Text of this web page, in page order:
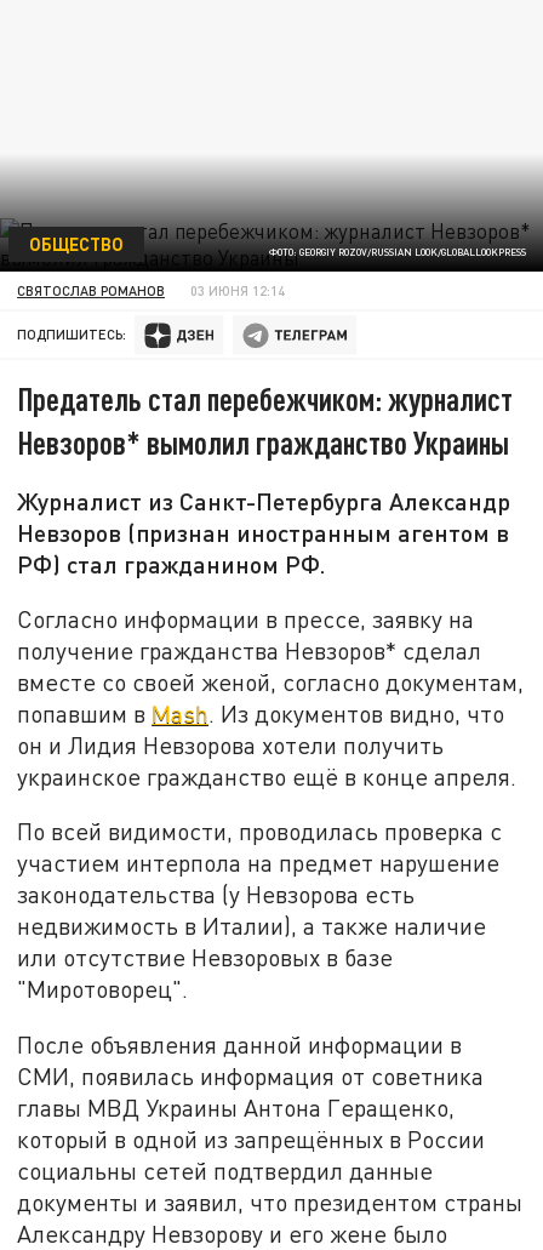
ФОТО: GEORGIY ROZOV/RUSSIAN LOOK/GLOBALLOOKPRESS
ОБЩЕСТВО
СВЯТОСЛАВ РОМАНОВ 03 ИЮНЯ 12:14
ПОДПИШИТЕСЬ:
Предатель стал перебежчиком: журналист
Невзоров* вымолил гражданство Украины
Журналист из Санкт-Петербурга Александр
Невзоров (признан иностранным агентом в
РФ) стал гражданином РФ.
Согласно информации в прессе, заявку на
получение гражданства Невзоров* сделал
вместе со своей женой, согласно документам,
попавшим в Mash. Из документов видно, что
он и Лидия Невзорова хотели получить
украинское гражданство ещё в конце апреля.
По всей видимости, проводилась проверка с
участием интерпола на предмет нарушение
законодательства (у Невзорова есть
недвижимость в Италии), а также наличие
или отсутствие Невзоровых в базе
"Миротоворец".
После объявления данной информации в
СМИ, появилась информация от советника
главы МВД Украины Антона Геращенко,
который в одной из запрещённых в России
социальны сетей подтвердил данные
документы и заявил, что президентом страны
Александру Невзорову и его жене было